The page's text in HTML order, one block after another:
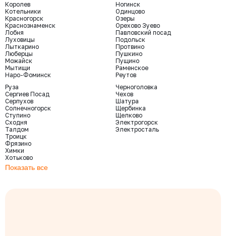
Королев
Котельники
Красногорск
Краснознаменск
Лобня
Луховицы
Лыткарино
Люберцы
Можайск
Мытищи
Наро-Фоминск
Ногинск
Одинцово
Озеры
Орехово Зуево
Павловский посад
Подольск
Протвино
Пушкино
Пущино
Раменское
Реутов
Руза
Сергиев Посад
Серпухов
Солнечногорск
Ступино
Сходня
Талдом
Троицк
Фрязино
Химки
Хотьково
Черноголовка
Чехов
Шатура
Щербинка
Щелково
Электрогорск
Электросталь
Показать все